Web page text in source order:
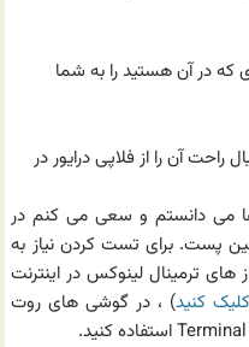
که در آن هستید را به شما
راحت آن را از فلاپی درایور در
می دانستم و سعی می کنم در
پست. برای تست کردن نیاز به
ترمینال لینوکس در اینترنت
کنید) ، در گوشی های روت